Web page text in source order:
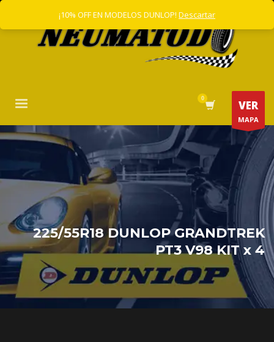
VER
MAPA
225/55R18 DUNLOP GRANDTREK
PT3 V98 KIT x 4
¡10% OFF EN MODELOS DUNLOP! Descartar